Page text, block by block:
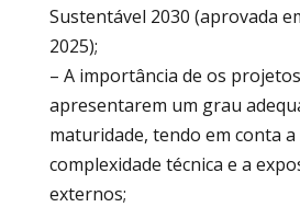
Sustentável 2030 (aprovada
2025);
– A importância de os
apresentarem um grau
maturidade, tendo em conta a
complexidade técnica e a
externos;